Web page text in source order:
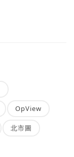
OpView
北市圖